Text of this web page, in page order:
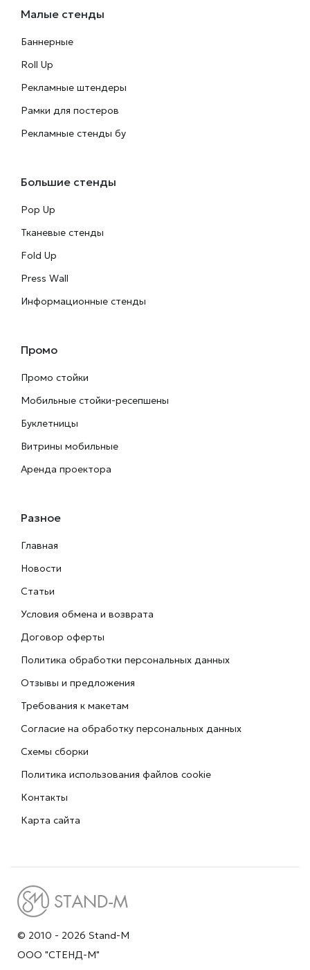
Малые стенды
Баннерные
Roll Up
Рекламные штендеры
Рамки для постеров
Рекламные стенды бу
Большие стенды
Pop Up
Тканевые стенды
Fold Up
Press Wall
Информационные стенды
Промо
Промо стойки
Мобильные стойки-ресепшены
Буклетницы
Витрины мобильные
Аренда проектора
Разное
Главная
Новости
Статьи
Условия обмена и возврата
Договор оферты
Политика обработки персональных данных
Отзывы и предложения
Требования к макетам
Согласие на обработку персональных данных
Схемы сборки
Политика использования файлов cookie
Контакты
Карта сайта
© 2010 - 2026 Stand-M
ООО "СТЕНД-М"